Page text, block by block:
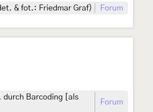
& fot.: Friedmar Graf) Forum
durch Barcoding [als
Forum